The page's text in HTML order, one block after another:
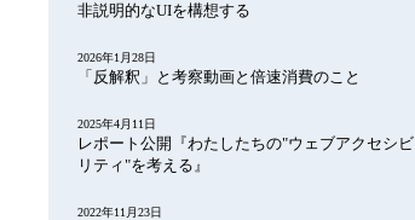
非説明的なUIを構想する
2026年1月28日
「反解釈」と考察動画と倍速消費のこと
2025年4月11日
レポート公開『わたしたちの"ウェブアクセシビ
リティ"を考える』
2022年11月23日